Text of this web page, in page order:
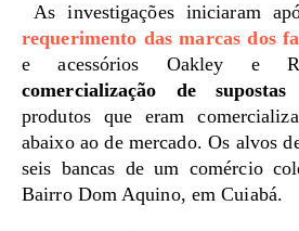
As investigações iniciaram
requerimento das marcas dos
e acessórios Oakley e
comercialização de
produtos que eram
abaixo ao de mercado. Os alvos
seis bancas de um comércio
Bairro Dom Aquino, em Cuiabá.